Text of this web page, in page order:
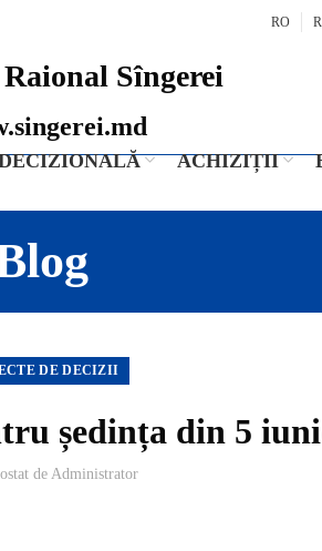
RO
Sîngerei
ACHIZIȚII
DE DECIZII
ședința din 5
de Administrator